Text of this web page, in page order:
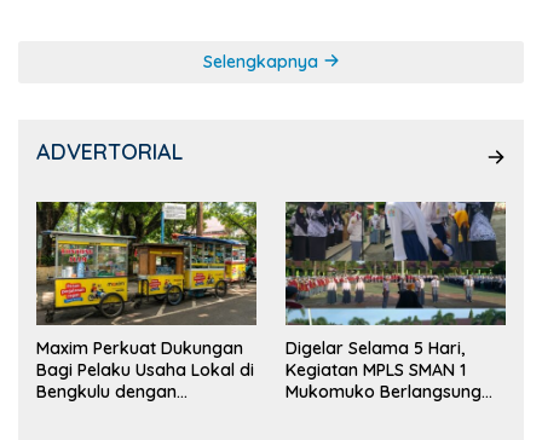
Selengkapnya
ADVERTORIAL
Maxim Perkuat Dukungan
Bagi Pelaku Usaha Lokal di
Bengkulu dengan
Digelar Selama 5 Hari,
Kegiatan MPLS SMAN 1
Mukomuko Berlangsung